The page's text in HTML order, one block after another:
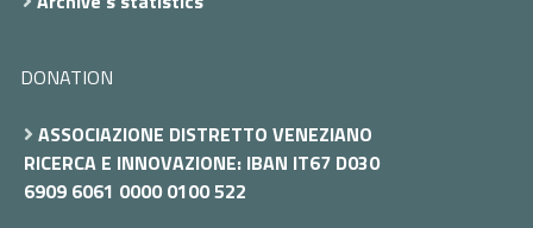
DONATION
ASSOCIAZIONE DISTRETTO VENEZIANO
RICERCA E INNOVAZIONE: IBAN IT67 D030
6909 6061 0000 0100 522